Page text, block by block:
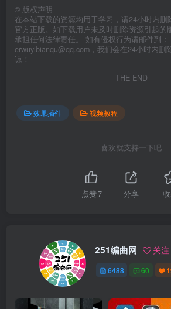
© 版权声明
在本站下载的资源均用于学习，请24小时内删
官方正版。如下载用户未及时删除资源引起的
承担任何法律责任。 如有侵权行为请邮件到：
erwuyibianqu@qq.com，我们会在24小时内删
谅！
THE END
效果插件 视频教程
喜欢就支持一下吧
点赞7 分享
251编曲网 关注
6488 60